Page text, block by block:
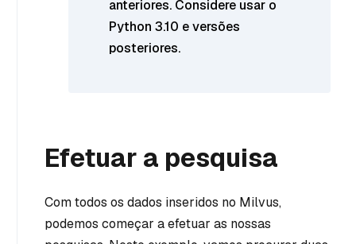
anteriores. Considere usar o
Python 3.10 e versões
posteriores.
Efetuar a pesquisa
Com todos os dados inseridos no Milvus,
podemos começar a efetuar as nossas